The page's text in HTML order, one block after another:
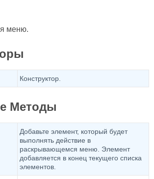
меню.
Конструктор.
Методы
Добавьте элемент, который будет
выполнять действие в
раскрывающемся меню. Элемент
добавляется в конец текущего списка
элементов.